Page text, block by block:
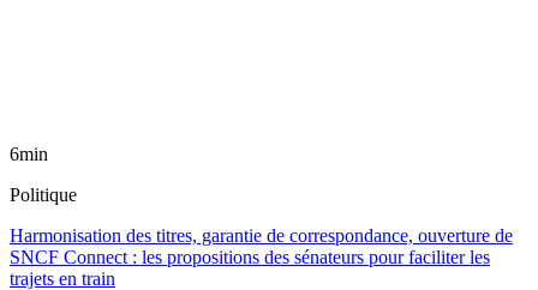
6min
Politique
Harmonisation des titres, garantie de correspondance, ouverture de
SNCF Connect : les propositions des sénateurs pour faciliter les
trajets en train